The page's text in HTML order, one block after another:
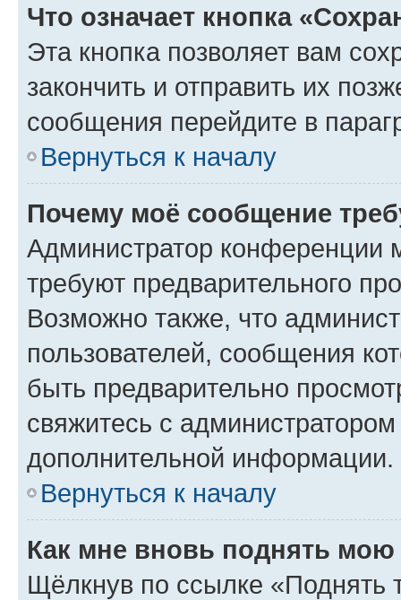
Что означает кнопка
Эта кнопка позволяет вам
закончить и отправить их
сообщения перейдите в
Вернуться к началу
Почему моё сообщение
Администратор конференции
требуют предварительного
Возможно также, что
пользователей, сообщения
быть предварительно
свяжитесь с
дополнительной информации.
Вернуться к началу
Как мне вновь поднять мою
Щёлкнув по ссылке «Поднять